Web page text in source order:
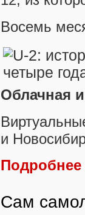
Восемь
Облачная
и
Сам